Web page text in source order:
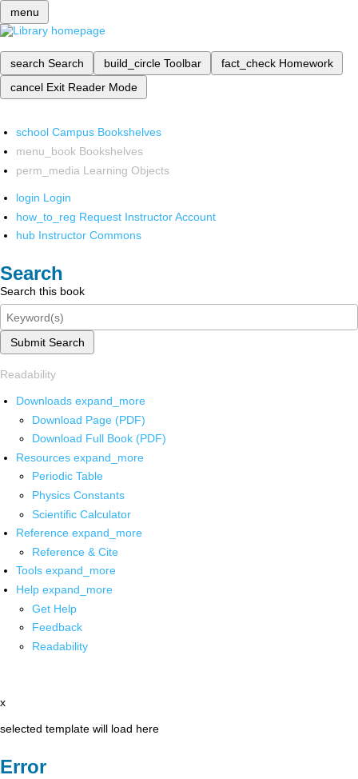
menu
search Search build_circle Toolbar fact_check Homework
cancel Exit Reader Mode
school Campus Bookshelves
menu_book Bookshelves
perm_media Learning Objects
login Login
how_to_reg Request Instructor Account
hub Instructor Commons
Search
Search this book
Submit Search
Readability
Downloads expand_more
Download Page (PDF)
Download Full Book (PDF)
Resources expand_more
Periodic Table
Physics Constants
Scientific Calculator
Reference expand_more
Reference & Cite
Tools expand_more
Help expand_more
Get Help
Feedback
Readability
x
selected template will load here
Error